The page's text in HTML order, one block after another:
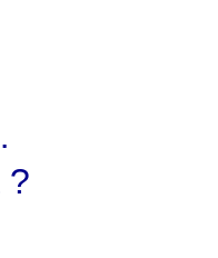
?